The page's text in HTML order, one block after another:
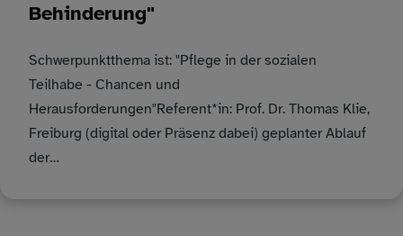
Behinderung"
Schwerpunktthema ist: "Pflege in der sozialen
Teilhabe - Chancen und
Herausforderungen"Referent*in: Prof. Dr. Thomas Klie,
Freiburg (digital oder Präsenz dabei) geplanter Ablauf
der…